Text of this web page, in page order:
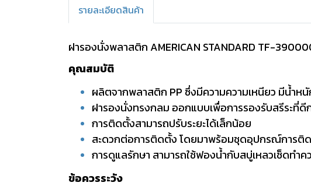
รายละเอียดสินค้า
ฝารองนั่งพลาสติก AMERICAN STANDARD TF-
คุณสมบัติ
ผลิตจากพลาสติก PP ซึ่งมีความความเหนียว มีน้ำหนั
ฝารองนั่งทรงกลม ออกแบบเพื่อการรองรับสรีระที่ดี
การติดตั้งสามารถปรับระยะได้เล็กน้อย
สะดวกต่อการติดตั้ง โดยมาพร้อมชุดอุปกรณ์การติ
การดูแลรักษา สามารถใช้ฟองน้ำกับสบู่เหลวเช็ดทำ
ข้อควรระวัง